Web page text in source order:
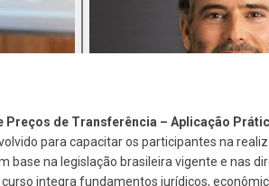
Preços de Transferência – Aplicação
para capacitar os participantes na
base na legislação brasileira vigente e nas
integra fundamentos jurídicos,